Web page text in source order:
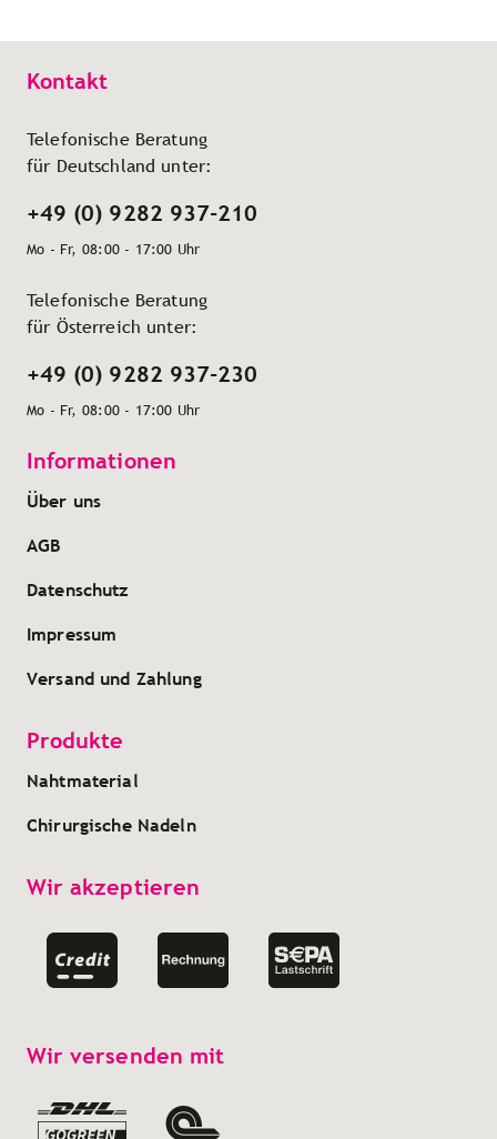
Kontakt
Telefonische Beratung
für Deutschland unter:
+49 (0) 9282 937-210
Mo - Fr, 08:00 - 17:00 Uhr
Telefonische Beratung
für Österreich unter:
+49 (0) 9282 937-230
Mo - Fr, 08:00 - 17:00 Uhr
Informationen
Über uns
AGB
Datenschutz
Impressum
Versand und Zahlung
Produkte
Nahtmaterial
Chirurgische Nadeln
Wir akzeptieren
Wir versenden mit